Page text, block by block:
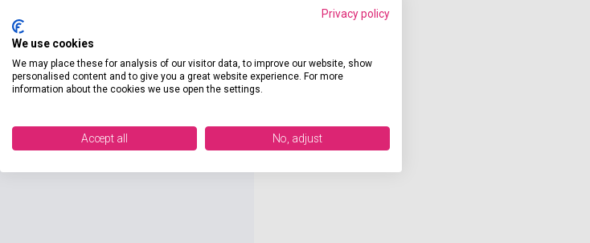
Privacy policy
We use cookies
We may place these for analysis of our visitor data, to improve our website, show
personalised content and to give you a great website experience. For more
information about the cookies we use open the settings.
Accept all No, adjust